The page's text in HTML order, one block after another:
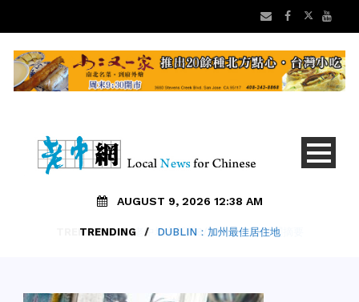
AUGUST 9, 2026 12:38 AM
TRENDING / DUBLIN：加州最佳居住地